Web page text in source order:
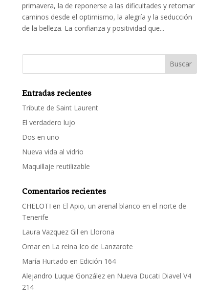
primavera, la de reponerse a las dificultades y retomar
caminos desde el optimismo, la alegría y la seducción
de la belleza. La confianza y positividad que...
Entradas recientes
Tribute de Saint Laurent
El verdadero lujo
Dos en uno
Nueva vida al vidrio
Maquillaje reutilizable
Comentarios recientes
CHELOTI en El Apio, un arenal blanco en el norte de
Tenerife
Laura Vazquez Gil en Llorona
Omaren La reina Ico de Lanzarote
María Hurtado en Edición 164
Alejandro Luque Gonzálezen Nueva Ducati Diavel V4
214